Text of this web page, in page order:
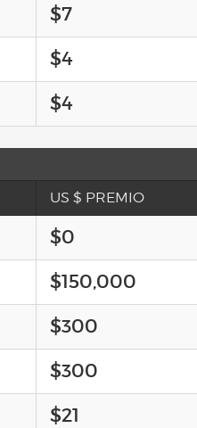
$7
$4
$4
US $ PREMIO
$0
$150,000
$300
$300
$21